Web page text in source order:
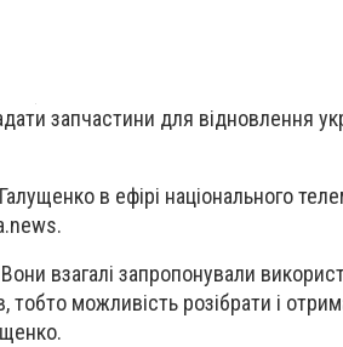
запчастини для відновлення
в ефірі національного
взагалі запропонували
тобто можливість розібрати і